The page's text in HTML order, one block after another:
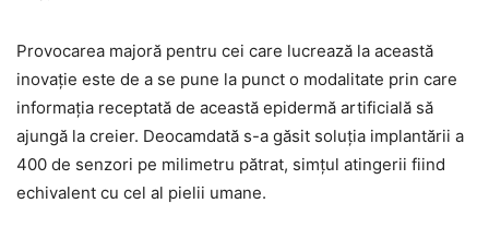
Provocarea majoră pentru cei care lucrează la această
inovaţie este de a se pune la punct o modalitate prin care
informaţia receptată de această epidermă artificială să
ajungă la creier. Deocamdată s-a găsit soluţia implantării a
400 de senzori pe milimetru pătrat, simţul atingerii fiind
echivalent cu cel al pielii umane.